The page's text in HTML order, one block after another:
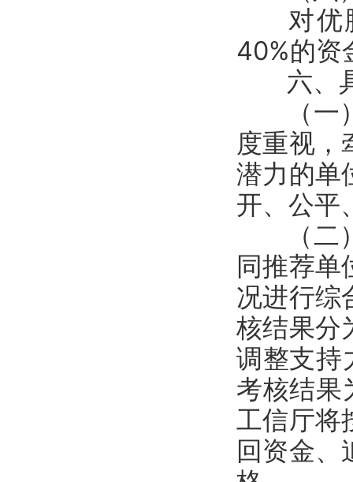
对优胜
40%的资
六、
（一）
度重视，
潜力的单
开、公平
（二）
同推荐单
况进行综
核结果分
调整支持
考核结果
工信厅将
回资金、